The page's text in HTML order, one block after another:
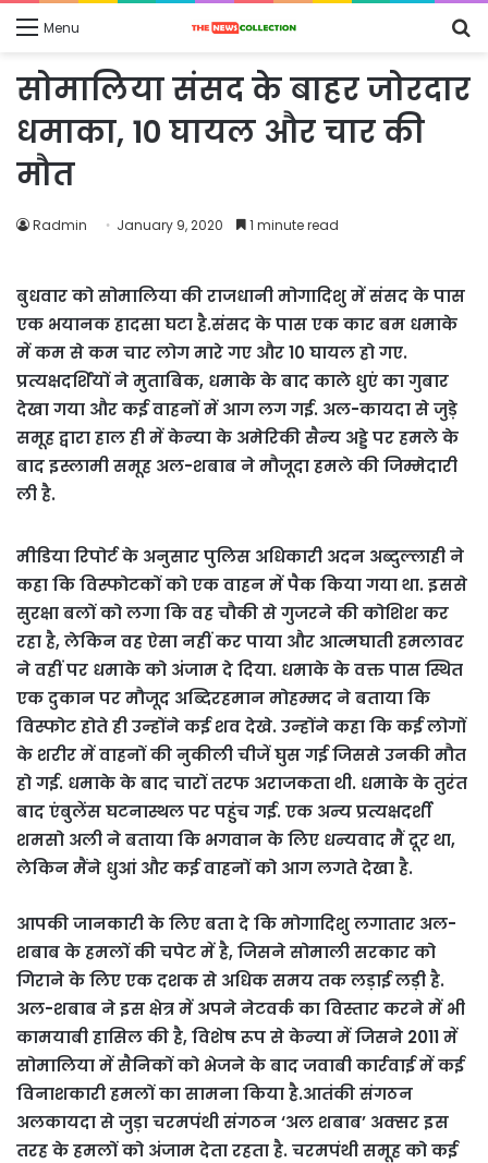
Menu
सोमालिया संसद के बाहर जोरदार
धमाका, 10 घायल और चार की
मौत
Radmin January 9, 2020 1 minute read
बुधवार को सोमालिया की राजधानी मोगादिशु में संसद के पास
एक भयानक हादसा घटा है.संसद के पास एक कार बम धमाके
में कम से कम चार लोग मारे गए और 10 घायल हो गए.
प्रत्यक्षदर्शियों ने मुताबिक, धमाके के बाद काले धुएं का गुबार
देखा गया और कई वाहनों में आग लग गई. अल-कायदा से जुड़े
समूह द्वारा हाल ही में केन्या के अमेरिकी सैन्य अड्डे पर हमले के
बाद इस्लामी समूह अल-शबाब ने मौजूदा हमले की जिम्मेदारी
ली है.
मीडिया रिपोर्ट के अनुसार पुलिस अधिकारी अदन अब्दुल्लाही ने
कहा कि विस्फोटकों को एक वाहन में पैक किया गया था. इससे
सुरक्षा बलों को लगा कि वह चौकी से गुजरने की कोशिश कर
रहा है, लेकिन वह ऐसा नहीं कर पाया और आत्मघाती हमलावर
ने वहीं पर धमाके को अंजाम दे दिया. धमाके के वक्त पास स्थित
एक दुकान पर मौजूद अब्दिरहमान मोहम्मद ने बताया कि
विस्फोट होते ही उन्होंने कई शव देखे. उन्होंने कहा कि कई लोगों
के शरीर में वाहनों की नुकीली चीजें घुस गई जिससे उनकी मौत
हो गई. धमाके के बाद चारों तरफ अराजकता थी. धमाके के तुरंत
बाद एंबुलेंस घटनास्थल पर पहुंच गई. एक अन्य प्रत्यक्षदर्शी
शमसो अली ने बताया कि भगवान के लिए धन्यवाद मैं दूर था,
लेकिन मैंने धुआं और कई वाहनों को आग लगते देखा है.
आपकी जानकारी के लिए बता दे कि मोगादिशु लगातार अल-
शबाब के हमलों की चपेट में है, जिसने सोमाली सरकार को
गिराने के लिए एक दशक से अधिक समय तक लड़ाई लड़ी है.
अल-शबाब ने इस क्षेत्र में अपने नेटवर्क का विस्तार करने में भी
कामयाबी हासिल की है, विशेष रूप से केन्या में जिसने 2011 में
सोमालिया में सैनिकों को भेजने के बाद जवाबी कार्रवाई में कई
विनाशकारी हमलों का सामना किया है.आतंकी संगठन
अलकायदा से जुड़ा चरमपंथी संगठन ‘अल शबाब’ अक्सर इस
तरह के हमलों को अंजाम देता रहता है. चरमपंथी समूह को कई